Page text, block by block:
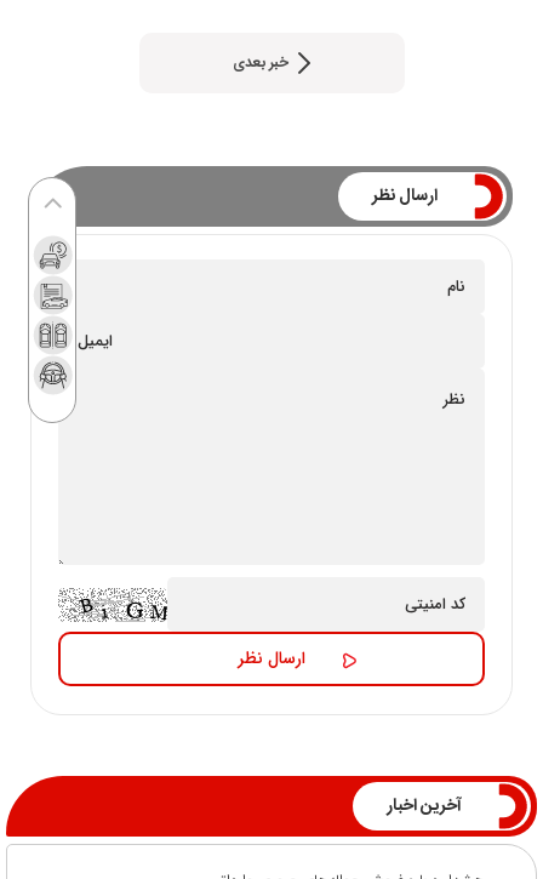
خبر بعدی
ارسال نظر
آخرین اخبار